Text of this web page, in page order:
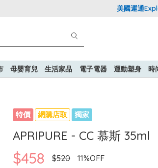
美國運通
母嬰育兒 生活家品 電子電器 運動塑身 時
特價 網購店取 獨家
APRIPURE - CC 慕斯 35ml
$458 $520 11%OFF